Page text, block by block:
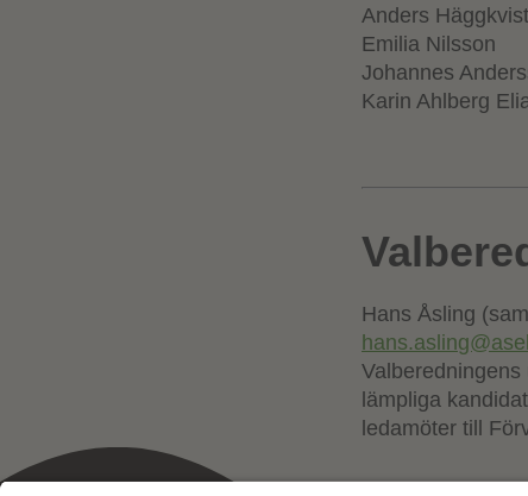
Anders Häggkvist
Emilia Nilsson
Johannes
Karin Ahlberg
Hans Åsling
lämpliga
ledamöter till